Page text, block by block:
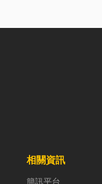
還是每天幫助
僅能快速排除
相關資訊
簡訊平台